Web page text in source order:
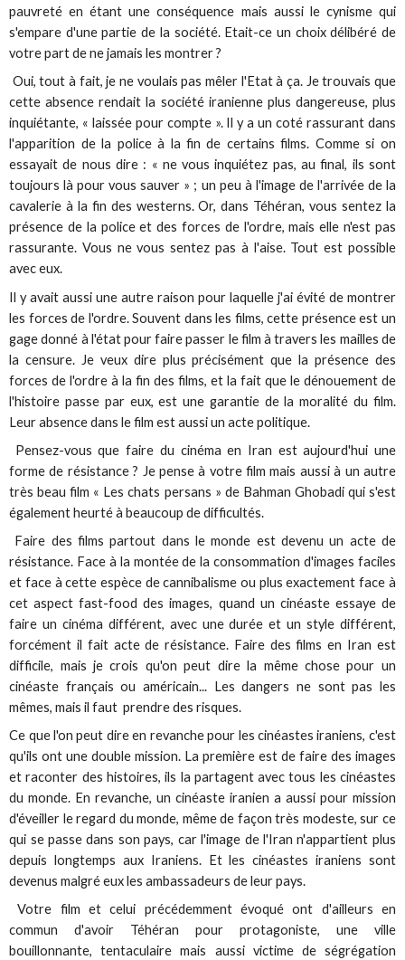
pauvreté en étant une conséquence mais aussi le cynisme qui
s'empare d'une partie de la société. Etait-ce un choix délibéré de
votre part de ne jamais les montrer ?
Oui, tout à fait, je ne voulais pas mêler l'Etat à ça. Je trouvais que
cette absence rendait la société iranienne plus dangereuse, plus
inquiétante, « laissée pour compte ». Il y a un coté rassurant dans
l'apparition de la police à la fin de certains films. Comme si on
essayait de nous dire : « ne vous inquiétez pas, au final, ils sont
toujours là pour vous sauver » ; un peu à l'image de l'arrivée de la
cavalerie à la fin des westerns. Or, dans Téhéran, vous sentez la
présence de la police et des forces de l'ordre, mais elle n'est pas
rassurante. Vous ne vous sentez pas à l'aise. Tout est possible
avec eux.
Il y avait aussi une autre raison pour laquelle j'ai évité de montrer
les forces de l'ordre. Souvent dans les films, cette présence est un
gage donné à l'état pour faire passer le film à travers les mailles de
la censure. Je veux dire plus précisément que la présence des
forces de l'ordre à la fin des films, et la fait que le dénouement de
l'histoire passe par eux, est une garantie de la moralité du film.
Leur absence dans le film est aussi un acte politique.
Pensez-vous que faire du cinéma en Iran est aujourd'hui une
forme de résistance ? Je pense à votre film mais aussi à un autre
très beau film « Les chats persans » de Bahman Ghobadi qui s'est
également heurté à beaucoup de difficultés.
Faire des films partout dans le monde est devenu un acte de
résistance. Face à la montée de la consommation d'images faciles
et face à cette espèce de cannibalisme ou plus exactement face à
cet aspect fast-food des images, quand un cinéaste essaye de
faire un cinéma différent, avec une durée et un style différent,
forcément il fait acte de résistance. Faire des films en Iran est
difficile, mais je crois qu'on peut dire la même chose pour un
cinéaste français ou américain... Les dangers ne sont pas les
mêmes, mais il faut prendre des risques.
Ce que l'on peut dire en revanche pour les cinéastes iraniens, c'est
qu'ils ont une double mission. La première est de faire des images
et raconter des histoires, ils la partagent avec tous les cinéastes
du monde. En revanche, un cinéaste iranien a aussi pour mission
d'éveiller le regard du monde, même de façon très modeste, sur ce
qui se passe dans son pays, car l'image de l'Iran n'appartient plus
depuis longtemps aux Iraniens. Et les cinéastes iraniens sont
devenus malgré eux les ambassadeurs de leur pays.
Votre film et celui précédemment évoqué ont d'ailleurs en
commun d'avoir Téhéran pour protagoniste, une ville
bouillonnante, tentaculaire mais aussi victime de ségrégation